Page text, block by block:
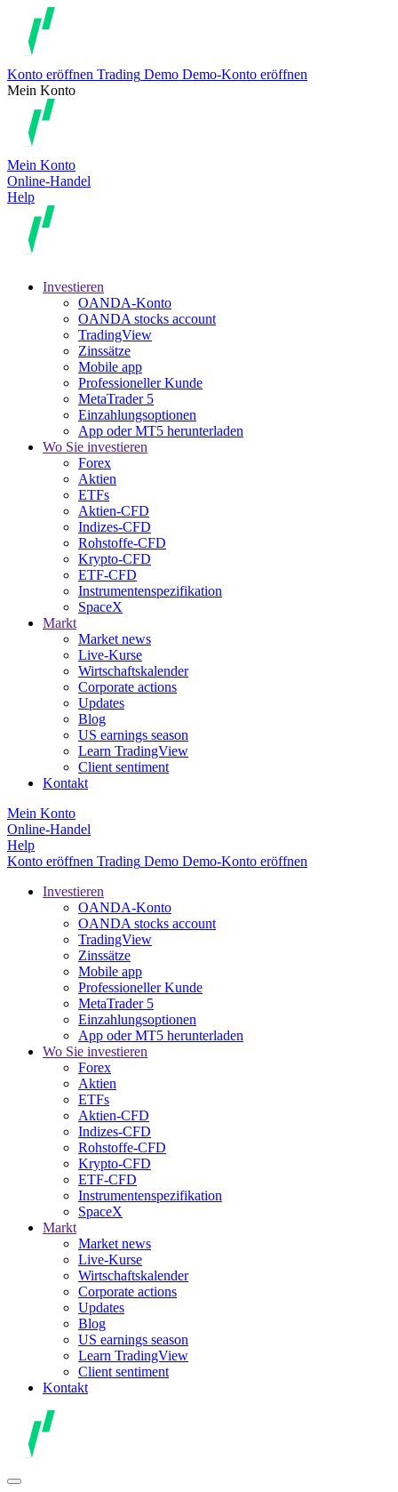
Konto eröffnen Trading Demo Demo-Konto eröffnen
Mein Konto
Mein Konto
Online-Handel
Help
Investieren
OANDA-Konto
OANDA stocks account
TradingView
Zinssätze
Mobile app
Professioneller Kunde
MetaTrader 5
Einzahlungsoptionen
App oder MT5 herunterladen
Wo Sie investieren
Forex
Aktien
ETFs
Aktien-CFD
Indizes-CFD
Rohstoffe-CFD
Krypto-CFD
ETF-CFD
Instrumentenspezifikation
SpaceX
Markt
Market news
Live-Kurse
Wirtschaftskalender
Corporate actions
Updates
Blog
US earnings season
Learn TradingView
Client sentiment
Kontakt
Mein Konto
Online-Handel
Help
Konto eröffnen Trading Demo Demo-Konto eröffnen
Investieren
OANDA-Konto
OANDA stocks account
TradingView
Zinssätze
Mobile app
Professioneller Kunde
MetaTrader 5
Einzahlungsoptionen
App oder MT5 herunterladen
Wo Sie investieren
Forex
Aktien
ETFs
Aktien-CFD
Indizes-CFD
Rohstoffe-CFD
Krypto-CFD
ETF-CFD
Instrumentenspezifikation
SpaceX
Markt
Market news
Live-Kurse
Wirtschaftskalender
Corporate actions
Updates
Blog
US earnings season
Learn TradingView
Client sentiment
Kontakt